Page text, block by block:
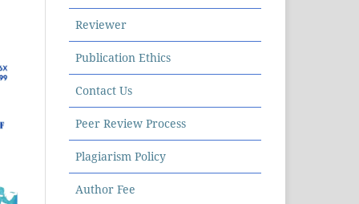
Reviewer
Publication Ethics
Contact Us
Peer Review Process
Plagiarism Policy
Author Fee